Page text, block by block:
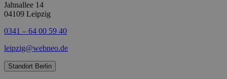
Jahnallee 14
04109 Leipzig
0341 – 64 00 59 40
leipzig@webneo.de
Standort Berlin